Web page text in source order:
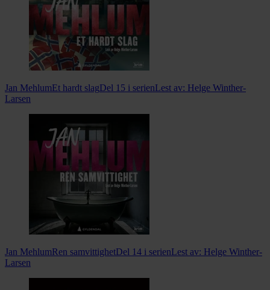
Jan MehlumEt hardt slagDel 15 i serienLest av: Helge Winther-
Larsen
Jan MehlumRen samvittighetDel 14 i serienLest av: Helge Winther-
Larsen